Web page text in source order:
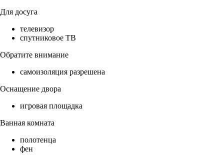
Для досуга
телевизор
спутниковое ТВ
Обратите внимание
самоизоляция разрешена
Оснащение двора
игровая площадка
Ванная комната
полотенца
фен